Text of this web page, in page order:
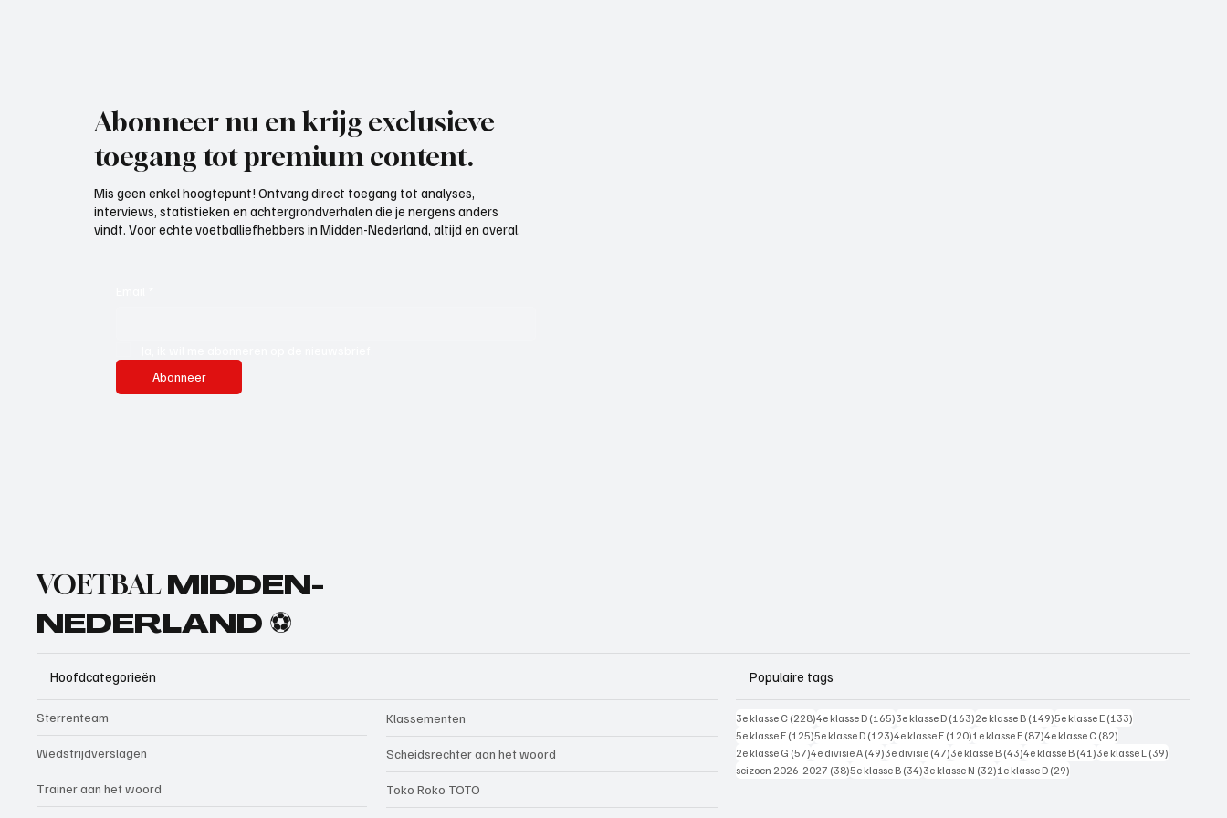
Abonneer nu en krijg exclusieve
toegang tot premium content.
Mis geen enkel hoogtepunt! Ontvang direct toegang tot analyses,
interviews, statistieken en achtergrondverhalen die je nergens anders
vindt. Voor echte voetballiefhebbers in Midden-Nederland, altijd en overal.
Abonneer
VOETBAL MIDDEN-
NEDERLAND ⚽
Hoofdcategorieën
Sterrenteam
Wedstrijdverslagen
Trainer aan het woord
Klassementen
Scheidsrechter aan het woord
Toko Roko TOTO
Populaire tags
3e klasse C (228)228 posts
4e klasse D (165)165 posts
3e klasse D (163)163 posts
2e klasse B (149)149 posts
5e klasse E (133)
5e klasse F (125)125 posts
5e klasse D (123)123 posts
4e klasse E (120)120 posts
1e klasse F (87)87 posts
4e klasse C (82)
2e klasse G (57)57 posts
4e divisie A (49)49 posts
3e divisie (47)47 posts
3e klasse B (43)43 posts
4e klasse B (41)41 posts
3e klasse L (39)
seizoen 2026-2027 (38)38 posts
5e klasse B (34)34 posts
3e klasse N (32)32 posts
1e klasse D (29)